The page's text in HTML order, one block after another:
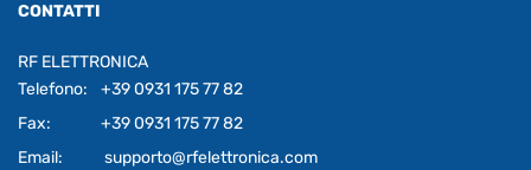
CONTATTI
RF ELETTRONICA
Telefono:
+39 0931 175 77 82
Fax:
+39 0931 175 77 82
Email:
supporto@rfelettronica.com